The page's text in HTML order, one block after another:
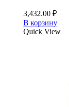
3,432.00 ₽
В корзину
Quick View